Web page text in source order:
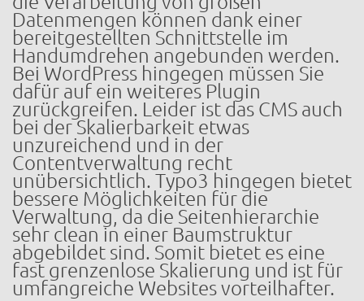
Datenmengen können dank einer
bereitgestellten Schnittstelle im
Handumdrehen angebunden werden.
Bei WordPress hingegen müssen Sie
dafür auf ein weiteres Plugin
zurückgreifen. Leider ist das CMS auch
bei der Skalierbarkeit etwas
unzureichend und in der
Contentverwaltung recht
unübersichtlich. Typo3 hingegen bietet
bessere Möglichkeiten für die
Verwaltung, da die Seitenhierarchie
sehr clean in einer Baumstruktur
abgebildet sind. Somit bietet es eine
fast grenzenlose Skalierung und ist für
umfangreiche Websites vorteilhafter.